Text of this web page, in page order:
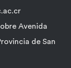
Avenida
de San